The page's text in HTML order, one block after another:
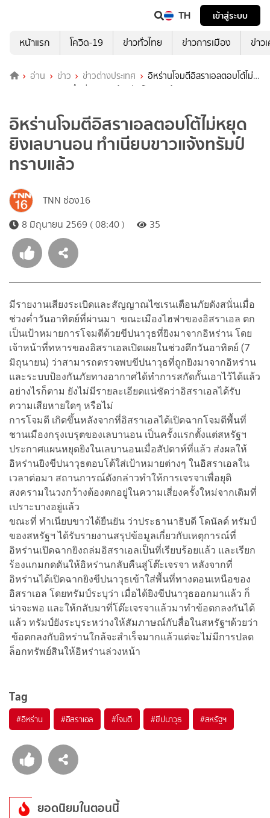
TH
เข้าสู่ระบบ
หน้าแรก
โควิด-19 ข่าวทั่วไทย ข่าวการเมือง ข่าว
อ่าน ข่าว ข่าวต่างประเทศ
อิหร่านโจมตีอิสราเอลตอบโต้ไม่
หยุดยิงเลบานอน ทำเนียบขาวแจ้งทรัมป์ทราบแล้ว
อิหร่านโจมตีอิสราเอลตอบโต้ไม่หยุด
ยิงเลบานอน ทำเนียบขาวแจ้งทรัมป์
ทราบแล้ว
TNN ช่อง16
8 มิถุนายน 2569 ( 08:40 )
35
มีรายงานเสียงระเบิดและสัญญาณไซเรนเตือนภัยดังสนั่นเมื่อ
ช่วงค่ำวันอาทิตย์ที่ผ่านมา ขณะเมืองไฮฟาของอิสราเอล ตก
เป็นเป้าหมายการโจมตีด้วยขีปนาวุธที่ยิงมาจากอิหร่าน โดย
เจ้าหน้าที่ทหารของอิสราเอลเปิดเผยในช่วงดึกวันอาทิตย์ (7
มิถุนายน) ว่าสามารถตรวจพบขีปนาวุธที่ถูกยิงมาจากอิหร่าน
และระบบป้องกันภัยทางอากาศได้ทำการสกัดกั้นเอาไว้ได้แล้ว
อย่างไรก็ตาม ยังไม่มีรายละเอียดแน่ชัดว่าอิสราเอลได้รับ
ความเสียหายใดๆ หรือไม่
การโจมตี เกิดขึ้นหลังจากที่อิสราเอลได้เปิดฉากโจมตีพื้นที่
ชานเมืองกรุงเบรุตของเลบานอน เป็นครั้งแรกตั้งแต่สหรัฐฯ
ประกาศแผนหยุดยิงในเลบานอนเมื่อสัปดาห์ที่แล้ว ส่งผลให้
อิหร่านยิงขีปนาวุธตอบโต้ใส่เป้าหมายต่างๆ ในอิสราเอลใน
เวลาต่อมา สถานการณ์ดังกล่าวทำให้การเจรจาเพื่อยุติ
สงครามในวงกว้างต้องตกอยู่ในความเสี่ยงครั้งใหม่จากเดิมที่
เปราะบางอยู่แล้ว
ขณะที่ ทำเนียบขาวได้ยืนยัน ว่าประธานาธิบดี โดนัลด์ ทรัมป์
ของสหรัฐฯ ได้รับรายงานสรุปข้อมูลเกี่ยวกับเหตุการณ์ที่
อิหร่านเปิดฉากยิงถล่มอิสราเอลเป็นที่เรียบร้อยแล้ว และเรียก
ร้องแกมกดดันให้อิหร่านกลับคืนสู่โต๊ะเจรจา หลังจากที่
อิหร่านได้เปิดฉากยิงขีปนาวุธเข้าใส่พื้นที่ทางตอนเหนือของ
อิสราเอล โดยทรัมป์ระบุว่า เมื่อได้ยิงขีปนาวุธออกมาแล้ว ก็
น่าจะพอ และให้กลับมาที่โต๊ะเจรจาแล้วมาทำข้อตกลงกันได้
แล้ว ทรัมป์ยังระบุระหว่างให้สัมภาษณ์กับสื่อในสหรัฐฯด้วยว่า
ข้อตกลงกับอิหร่านใกล้จะสำเร็จมากแล้วแต่จะไม่มีการปลด
ล็อกทรัพย์สินให้อิหร่านล่วงหน้า
Tag
#อิหร่าน #อิสราเอล #โจมตี #ขีปนาวุธ #สหรัฐฯ
ยอดนิยมในตอนนี้